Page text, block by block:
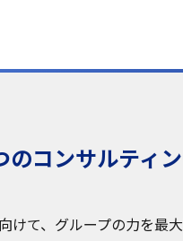
コンサルティ
けて、グループの力を最